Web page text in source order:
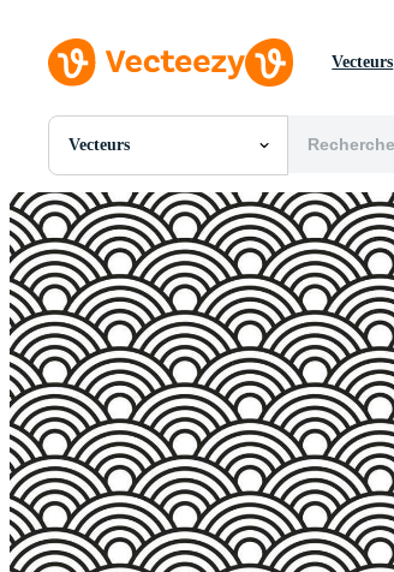
Vecteurs
Vecteurs
Toutes Images
Photos
PNGs
PSDs
SVGs
Modèles
Vecteurs
Vidéos
Motion graphics
Images Éditoriales
Événements Éditoriaux